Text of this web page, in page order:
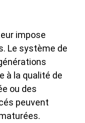
impose
Le système de
à la qualité de
ou des
peuvent